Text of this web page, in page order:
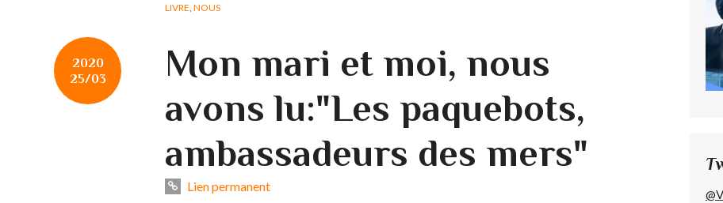
LIVRE NOUS
2020
25/03
Mon mari et moi, nous
avons lu:"Les paquebots,
ambassadeurs des mers"
Lien permanent